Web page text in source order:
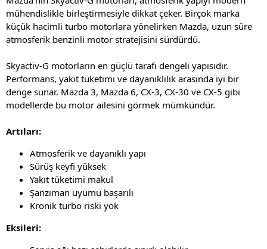
mühendislikle birleştirmesiyle dikkat çeker. Birçok marka
küçük hacimli turbo motorlara yönelirken Mazda, uzun süre
atmosferik benzinli motor stratejisini sürdürdü.
Skyactiv-G motorların en güçlü tarafı dengeli yapısıdır.
Performans, yakıt tüketimi ve dayanıklılık arasında iyi bir
denge sunar. Mazda 3, Mazda 6, CX-3, CX-30 ve CX-5 gibi
modellerde bu motor ailesini görmek mümkündür.
Artıları:
Atmosferik ve dayanıklı yapı
Sürüş keyfi yüksek
Yakıt tüketimi makul
Şanzıman uyumu başarılı
Kronik turbo riski yok
Eksileri: